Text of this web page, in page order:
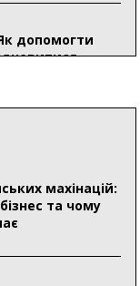
допомогти
0,2 млрд грн
махінацій:
та чому